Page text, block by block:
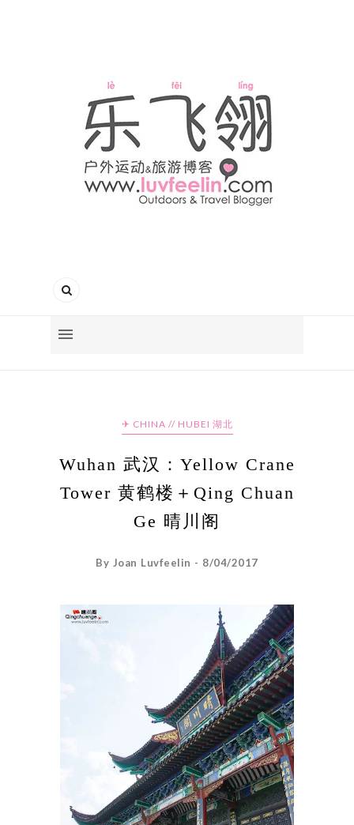
✈ CHINA // HUBEI 湖北
Wuhan 武汉：Yellow Crane
Tower 黄鹤楼＋Qing Chuan
Ge 晴川阁
By Joan Luvfeelin - 8/04/2017